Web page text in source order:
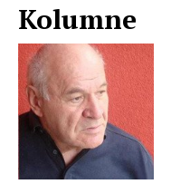
Kolumne